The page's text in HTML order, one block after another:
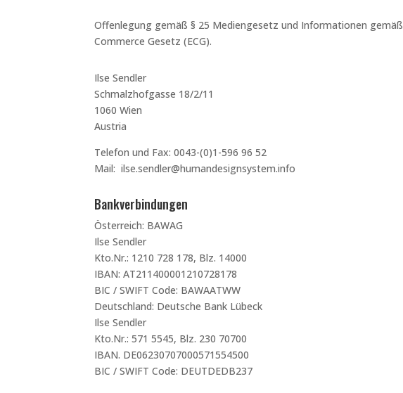
Offenlegung gemäß § 25 Mediengesetz und Informationen gemäß
Commerce Gesetz (ECG).
Ilse Sendler
Schmalzhofgasse 18/2/11
1060 Wien
Austria
Telefon und Fax: 0043-(0)1-596 96 52
Mail: ilse.sendler@humandesignsystem.info
Bankverbindungen
Österreich: BAWAG
Ilse Sendler
Kto.Nr.: 1210 728 178, Blz. 14000
IBAN: AT211400001210728178
BIC / SWIFT Code: BAWAATWW
Deutschland: Deutsche Bank Lübeck
Ilse Sendler
Kto.Nr.: 571 5545, Blz. 230 70700
IBAN. DE06230707000571554500
BIC / SWIFT Code: DEUTDEDB237